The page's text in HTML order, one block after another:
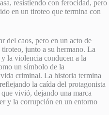
resistiendo con ferocidad, pero
en un tiroteo que termina con
del caos, pero en un acto de
junto a su hermano. La
y la violencia conducen a la
un símbolo de la
criminal. La historia termina
la caída del protagonista
vivió, dejando una marca
y la corrupción en un entorno